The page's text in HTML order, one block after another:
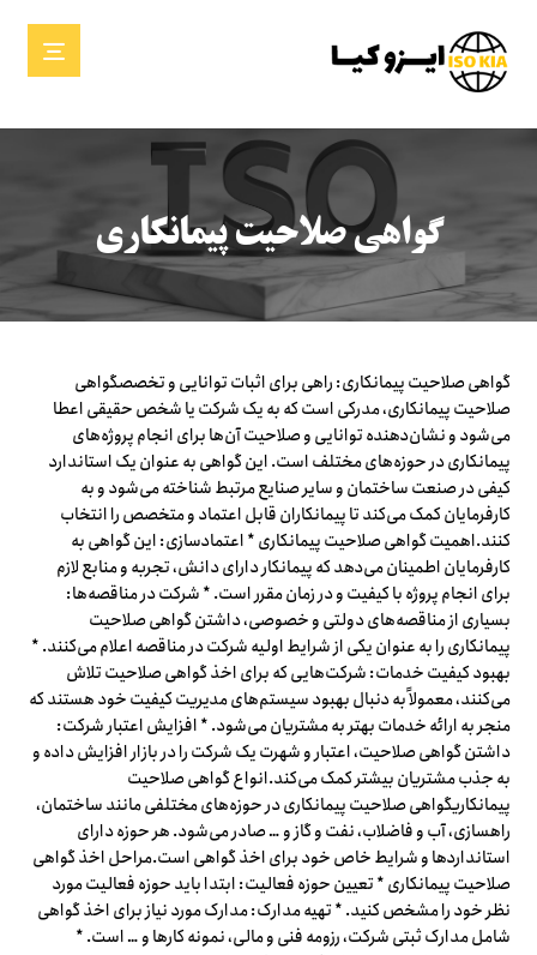
گواهی صلاحیت پیمانکاری
گواهی صلاحیت پیمانکاری: راهی برای اثبات توانایی و تخصصگواهی
صلاحیت پیمانکاری، مدرکی است که به یک شرکت یا شخص حقیقی اعطا
می‌شود و نشان‌دهنده توانایی و صلاحیت آن‌ها برای انجام پروژه‌های
پیمانکاری در حوزه‌های مختلف است. این گواهی به عنوان یک استاندارد
کیفی در صنعت ساختمان و سایر صنایع مرتبط شناخته می‌شود و به
کارفرمایان کمک می‌کند تا پیمانکاران قابل اعتماد و متخصص را انتخاب
کنند.اهمیت گواهی صلاحیت پیمانکاری * اعتمادسازی: این گواهی به
کارفرمایان اطمینان می‌دهد که پیمانکار دارای دانش، تجربه و منابع لازم
برای انجام پروژه با کیفیت و در زمان مقرر است. * شرکت در مناقصه‌ها:
بسیاری از مناقصه‌های دولتی و خصوصی، داشتن گواهی صلاحیت
پیمانکاری را به عنوان یکی از شرایط اولیه شرکت در مناقصه اعلام می‌کنند. *
بهبود کیفیت خدمات: شرکت‌هایی که برای اخذ گواهی صلاحیت تلاش
می‌کنند، معمولاً به دنبال بهبود سیستم‌های مدیریت کیفیت خود هستند که
منجر به ارائه خدمات بهتر به مشتریان می‌شود. * افزایش اعتبار شرکت:
داشتن گواهی صلاحیت، اعتبار و شهرت یک شرکت را در بازار افزایش داده و
به جذب مشتریان بیشتر کمک می‌کند.انواع گواهی صلاحیت
پیمانکاریگواهی صلاحیت پیمانکاری در حوزه‌های مختلفی مانند ساختمان،
راهسازی، آب و فاضلاب، نفت و گاز و … صادر می‌شود. هر حوزه دارای
استانداردها و شرایط خاص خود برای اخذ گواهی است.مراحل اخذ گواهی
صلاحیت پیمانکاری * تعیین حوزه فعالیت: ابتدا باید حوزه فعالیت مورد
نظر خود را مشخص کنید. * تهیه مدارک: مدارک مورد نیاز برای اخذ گواهی
شامل مدارک ثبتی شرکت، رزومه فنی و مالی، نمونه کارها و … است. *